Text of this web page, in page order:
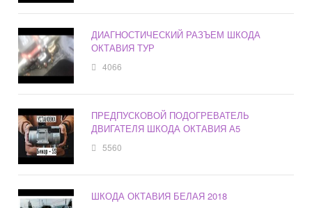
ДИАГНОСТИЧЕСКИЙ РАЗЪЕМ ШКОДА
ОКТАВИЯ ТУР
4066
ПРЕДПУСКОВОЙ ПОДОГРЕВАТЕЛЬ
ДВИГАТЕЛЯ ШКОДА ОКТАВИЯ А5
5560
ШКОДА ОКТАВИЯ БЕЛАЯ 2018